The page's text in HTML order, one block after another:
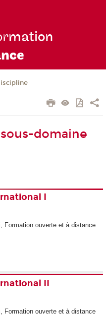
mation
domaine
I
Formation ouverte et à distance
II
Formation ouverte et à distance